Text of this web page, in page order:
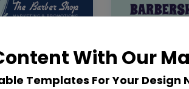
With Our
Templates For Your Design